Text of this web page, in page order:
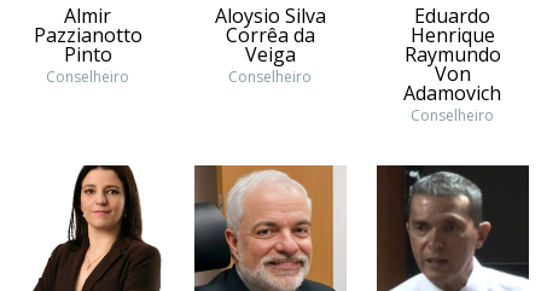
Almir
Pazzianotto
Pinto
Conselheiro
Aloysio Silva
Corrêa da
Veiga
Conselheiro
Eduardo
Henrique
Raymundo
Von
Adamovich
Conselheiro